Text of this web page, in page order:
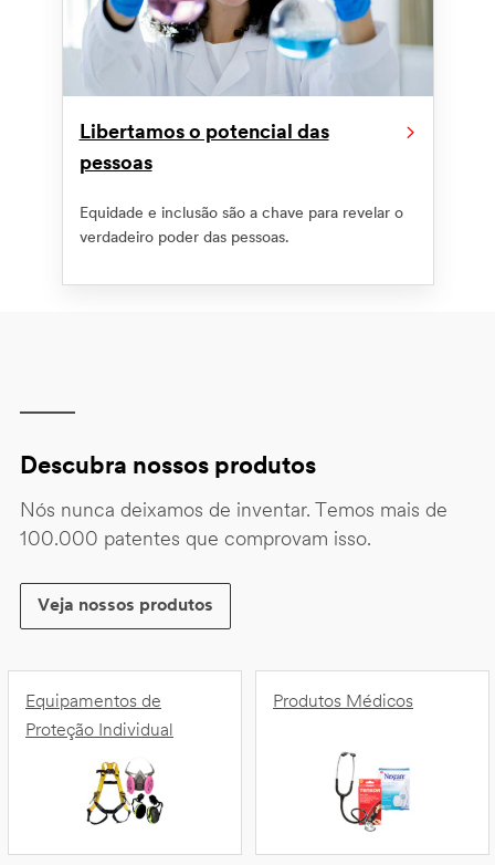
Libertamos o potencial das
pessoas
Equidade e inclusão são a chave para revelar o
verdadeiro poder das pessoas.
Descubra nossos produtos
Nós nunca deixamos de inventar. Temos mais de
100.000 patentes que comprovam isso.
Veja nossos produtos
Equipamentos de
Proteção Individual
Produtos Médicos